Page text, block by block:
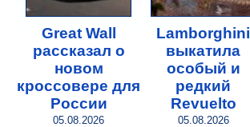
Great Wall
рассказал о
новом
кроссовере для
России
05.08.2026
Lamborghini
выкатила
особый и
редкий
Revuelto
05.08.2026